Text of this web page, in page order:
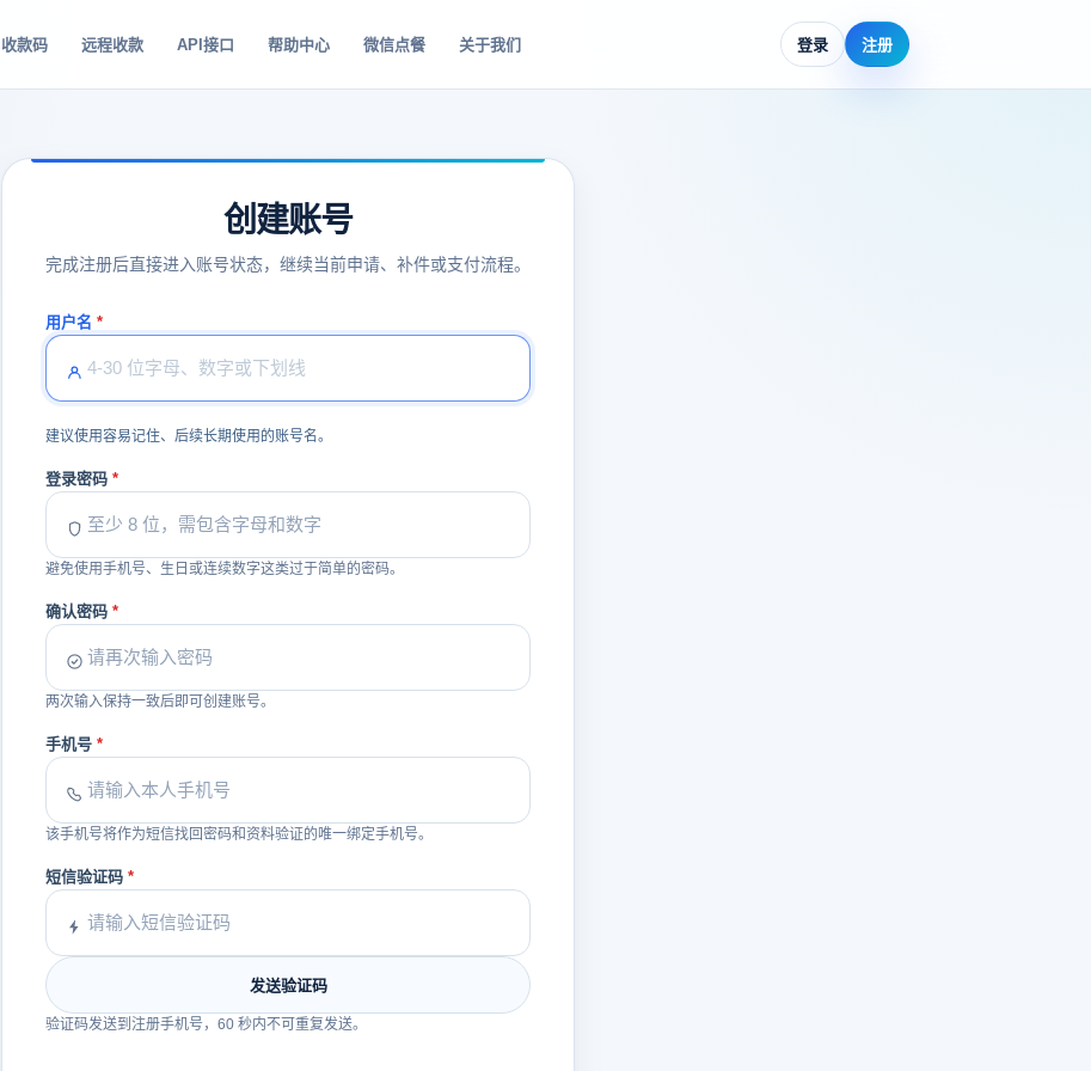
收款码 远程收款 API接口 帮助中心 微信点餐 关于我们 登录 注册
创建账号
完成注册后直接进入账号状态，继续当前申请、补件或支付流程。
用户名
建议使用容易记住、后续长期使用的账号名。
登录密码
避免使用手机号、生日或连续数字这类过于简单的密码。
确认密码
两次输入保持一致后即可创建账号。
手机号
该手机号将作为短信找回密码和资料验证的唯一绑定手机号。
短信验证码
发送验证码
验证码发送到注册手机号，60 秒内不可重复发送。